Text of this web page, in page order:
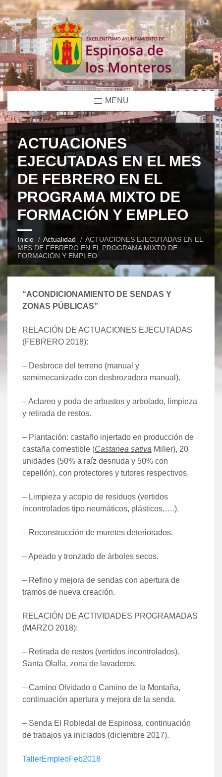
MENU
ACTUACIONES
EJECUTADAS EN EL MES
DE FEBRERO EN EL
PROGRAMA MIXTO DE
FORMACIÓN Y EMPLEO
Inicio Actualidad
ACTUACIONES EJECUTADAS EN EL
MES DE FEBRERO EN EL PROGRAMA MIXTO DE
FORMACIÓN Y EMPLEO
“ACONDICIONAMIENTO DE SENDAS Y
ZONAS PÚBLICAS”
RELACIÓN DE ACTUACIONES EJECUTADAS
(FEBRERO 2018):
– Desbroce del terreno (manual y
semimecanizado con desbrozadora manual).
– Aclareo y poda de arbustos y arbolado, limpieza
y retirada de restos.
– Plantación: castaño injertado en producción de
castaña comestible (Castanea sativa Miller), 20
unidades (50% a raíz desnuda y 50% con
cepellón), con protectores y tutores respectivos.
– Limpieza y acopio de residuos (vertidos
incontrolados tipo neumáticos, plásticos,….).
– Reconstrucción de muretes deteriorados.
– Apeado y tronzado de árboles secos.
– Refino y mejora de sendas con apertura de
tramos de nueva creación.
RELACIÓN DE ACTIVIDADES PROGRAMADAS
(MARZO 2018):
– Retirada de restos (vertidos incontrolados).
Santa Olalla, zona de lavaderos.
– Camino Olvidado o Camino de la Montaña,
continuación apertura y mejora de la senda.
– Senda El Robledal de Espinosa, continuación
de trabajos ya iniciados (diciembre 2017).
TallerEmpleoFeb2018